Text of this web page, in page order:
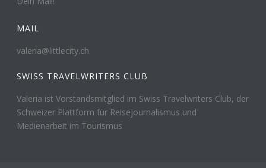
MAIL
valeria@littlecity.ch
SWISS TRAVELWRITERS CLUB
Valeria ist Vorstandsmitglied im Swiss Travelwriters Club, der
Schweizer Plattform für Reisejournalismus und
Medienarbeit im Tourismus